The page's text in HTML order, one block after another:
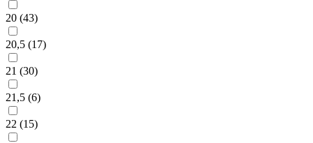
20 (43)
20,5 (17)
21 (30)
21,5 (6)
22 (15)